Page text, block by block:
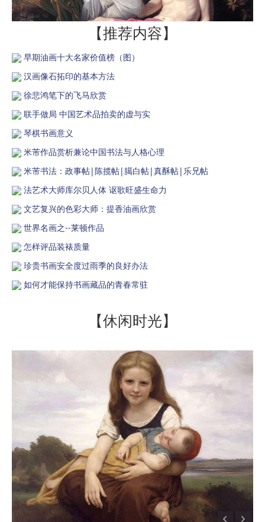
【推荐内容】
早期油画十大名家价值榜（图）
汉画像石拓印的基本方法
徐悲鸿笔下的飞马欣赏
联手做局 中国艺术品拍卖的虚与实
琴棋书画意义
米芾作品赏析兼论中国书法与人格心理
米芾书法：政事帖|陈揽帖|臈白帖|真酥帖|乐兄帖
法艺术大师库尔贝人体 讴歌旺盛生命力
文艺复兴的色彩大师：提香油画欣赏
世界名画之--莱顿作品
怎样评品装裱质量
珍贵书画安全度过雨季的良好办法
如何才能保持书画藏品的青春常驻
【休闲时光】